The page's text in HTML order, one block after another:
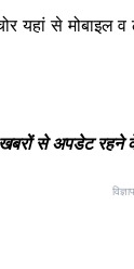
यहां से
खबरों से अपडेट रहने